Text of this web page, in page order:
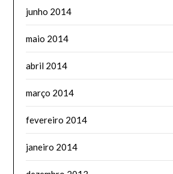
junho 2014
maio 2014
abril 2014
março 2014
fevereiro 2014
janeiro 2014